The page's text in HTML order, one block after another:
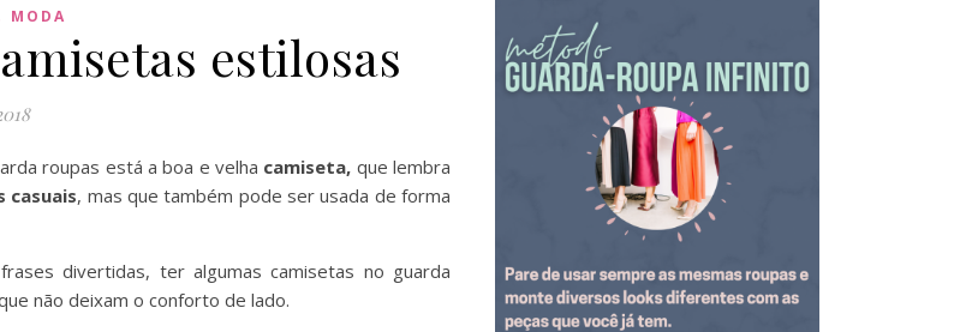
MODA
estilosas
roupas está a boa e velha camiseta, que lembra
casuais, mas que também pode ser usada de forma
divertidas, ter algumas camisetas no guarda
não deixam o conforto de lado.